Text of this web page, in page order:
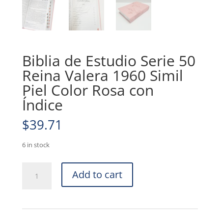
Biblia de Estudio Serie 50
Reina Valera 1960 Simil
Piel Color Rosa con
Índice
$39.71
6 in stock
Add to cart